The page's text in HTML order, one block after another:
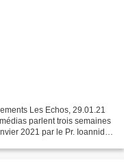
Les Echos, 29.01.21
parlent trois semaines
2021 par le Pr. Ioannidis